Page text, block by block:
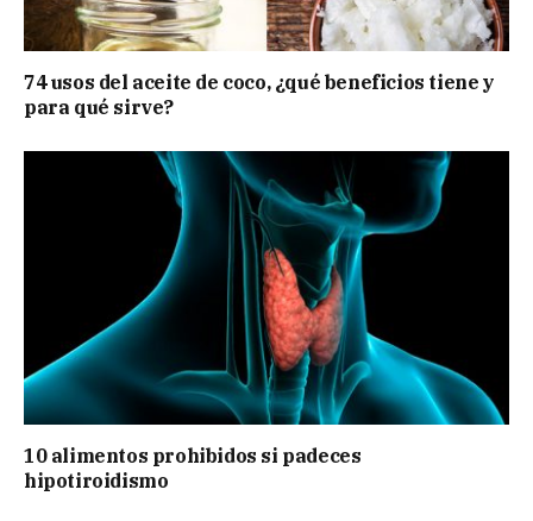
74 usos del aceite de coco, ¿qué beneficios tiene y
para qué sirve?
10 alimentos prohibidos si padeces
hipotiroidismo